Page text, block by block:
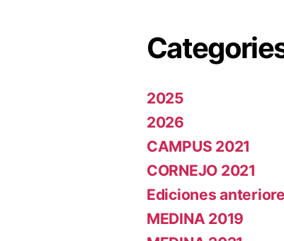
2025
2026
CAMPUS 2021
CORNEJO 2021
Ediciones
MEDINA 2019